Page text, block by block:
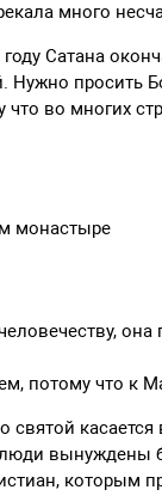
много
Сатана
Нужно просить
что во многих
монастыре
потому что к
святой
вынуждены
которым